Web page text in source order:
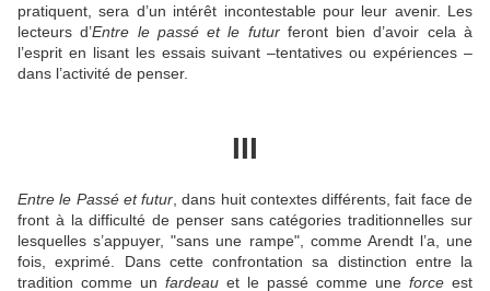
pratiquent, sera d’un intérêt incontestable pour leur avenir. Les
lecteurs d’Entre le passé et le futurferont bien d’avoir cela à
l’esprit en lisant les essais suivant –tentatives ou expériences –
dans l’activité de penser.
III
Entre le Passé et futur, dans huit contextes différents, fait face de
front à la difficulté de penser sans catégories traditionnelles sur
lesquelles s’appuyer, "sans une rampe", comme Arendt l’a, une
fois, exprimé. Dans cette confrontation sa distinction entre la
tradition comme un fardeau et le passé comme une force est